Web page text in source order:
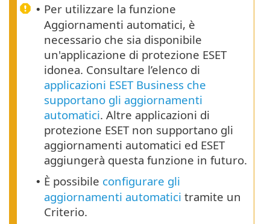
• Per utilizzare la funzione
Aggiornamenti automatici, è
necessario che sia disponibile
un'applicazione di protezione ESET
idonea. Consultare l’elenco di
applicazioni ESET Business che
supportano gli aggiornamenti
automatici. Altre applicazioni di
protezione ESET non supportano gli
aggiornamenti automatici ed ESET
aggiungerà questa funzione in futuro.
• È possibile configurare gli
aggiornamenti automatici tramite un
Criterio.